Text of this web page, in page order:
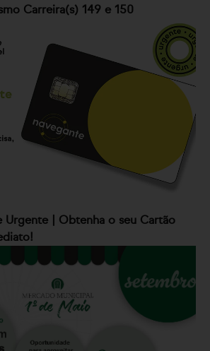
Carreira(s) 149 e 150
Urgente | Obtenha o seu Cartão